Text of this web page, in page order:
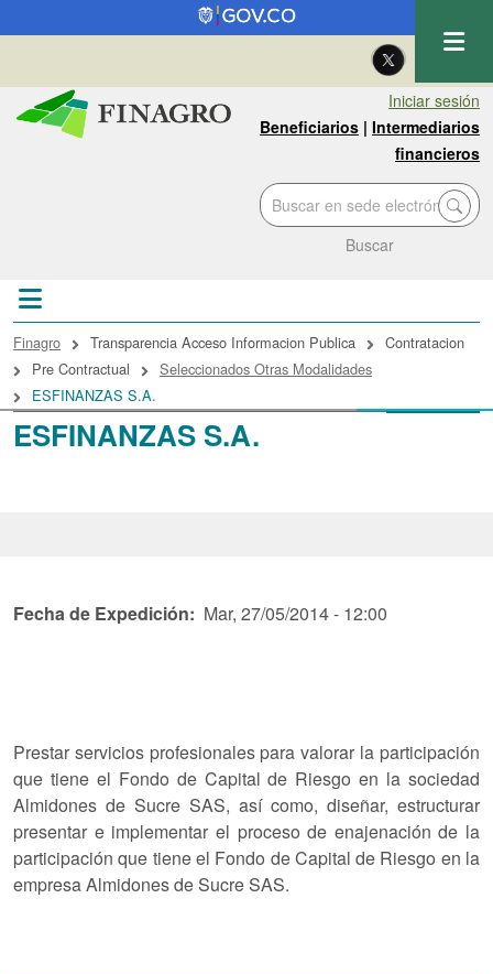
Pasar al contenido principal
| Eng
Iniciar sesión
Beneficiarios | Intermediarios
financieros
Buscar
ESFINANZAS S.A.
enlaces de ayuda a la
Finagro Transparencia Acceso Informacion Publica
Contratacion
Pre Contractual
Seleccionados Otras Modalidades
ESFINANZAS S.A.
Fecha de Expedición Mar, 27/05/2014 - 12:00
Prestar servicios profesionales para valorar la participación
que tiene el Fondo de Capital de Riesgo en la sociedad
Almidones de Sucre SAS, así como, diseñar, estructurar
presentar e implementar el proceso de enajenación de la
participación que tiene el Fondo de Capital de Riesgo en la
empresa Almidones de Sucre SAS.